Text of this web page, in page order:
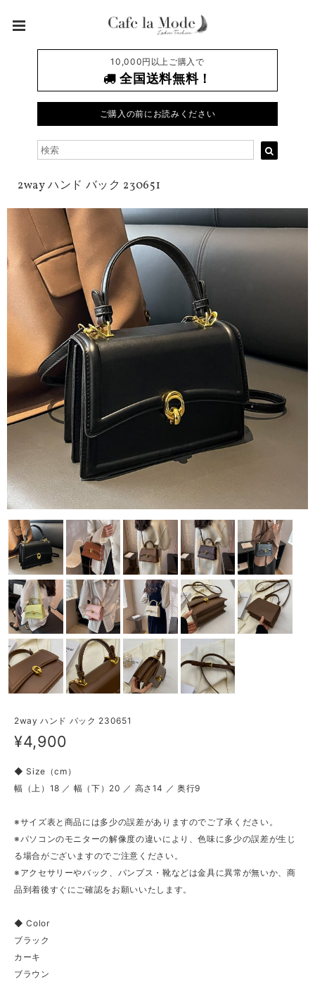
10,000円以上ご購入で
全国送料無料！
ご購入の前にお読みください
2way ハンド バック 230651
2way ハンド バック 230651
¥4,900
◆ Size（cm）
幅（上）18 ／ 幅（下）20 ／ 高さ14 ／ 奥行9
※サイズ表と商品には多少の誤差がありますのでご了承ください。
※パソコンのモニターの解像度の違いにより、色味に多少の誤差が生じ
る場合がございますのでご注意ください。
※アクセサリーやバック、パンプス・靴などは金具に異常が無いか、商
品到着後すぐにご確認をお願いいたします。
◆ Color
ブラック
カーキ
ブラウン